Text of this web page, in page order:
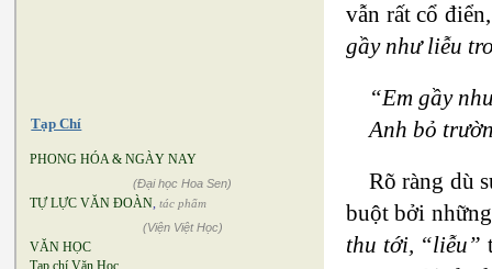
Tạp Chí
PHONG HÓA & NGÀY NAY
(Đại học Hoa Sen)
TỰ LỰC VĂN ĐOÀN, tác phẩm
(Viện Việt Học)
VĂN HỌC
Tạp chí Văn Học
vẫn rất cổ
gầy như liễu
“Em gầy
Anh bỏ
Rõ ràng dù
buột bởi
thu tới, “liễu”